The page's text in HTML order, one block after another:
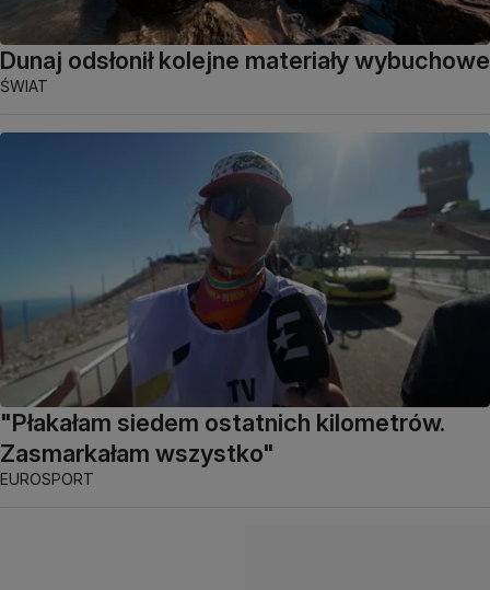
Dunaj odsłonił kolejne materiały wybuchowe
ŚWIAT
"Płakałam siedem ostatnich kilometrów.
Zasmarkałam wszystko"
EUROSPORT